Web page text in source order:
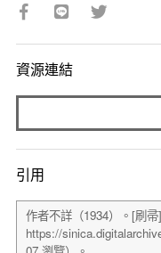
資源連結
引用